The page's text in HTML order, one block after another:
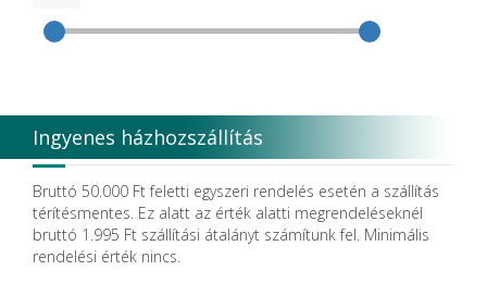
Coxo Medical Instrument Co. Ltd.
Degradable Solutions AG
DELTA RT.
Dendia GmbH
DenMat Holdings, LLC
Dental Film srl.
Dental Pacific
Dentis
Ingyenes házhozszállítás
Bruttó 50.000 Ft feletti egyszeri rendelés esetén a szállítás
térítésmentes. Ez alatt az érték alatti megrendeléseknél
bruttó 1.995 Ft szállítási átalányt számítunk fel. Minimális
rendelési érték nincs.